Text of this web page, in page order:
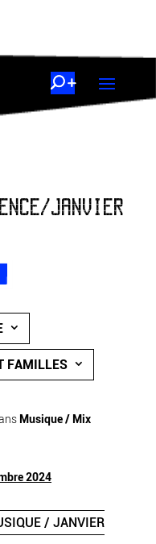
JANVIER
FAMILLES
Musique / Mix
2024
/ JANVIER